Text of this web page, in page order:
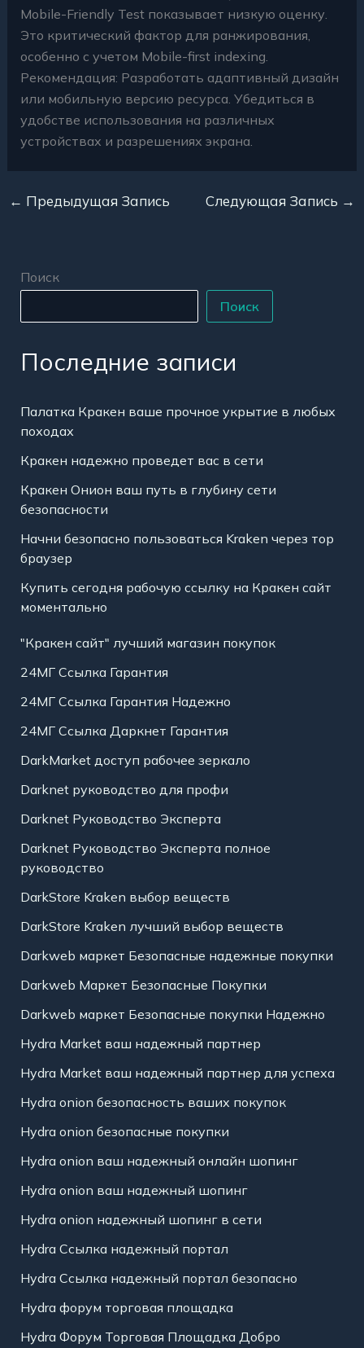
Mobile-Friendly Test показывает низкую оценку.
Это критический фактор для ранжирования,
особенно с учетом Mobile-first indexing.
Рекомендация: Разработать адаптивный дизайн
или мобильную версию ресурса. Убедиться в
удобстве использования на различных
устройствах и разрешениях экрана.
← Предыдущая Запись Следующая Запись →
Поиск
Поиск
Последние записи
Палатка Кракен ваше прочное укрытие в любых
походах
Кракен надежно проведет вас в сети
Кракен Онион ваш путь в глубину сети
безопасности
Начни безопасно пользоваться Kraken через тор
браузер
Купить сегодня рабочую ссылку на Кракен сайт
моментально
"Кракен сайт" лучший магазин покупок
24МГ Ссылка Гарантия
24МГ Ссылка Гарантия Надежно
24МГ Ссылка Даркнет Гарантия
DarkMarket доступ рабочее зеркало
Darknet руководство для профи
Darknet Руководство Эксперта
Darknet Руководство Эксперта полное
руководство
DarkStore Kraken выбор веществ
DarkStore Kraken лучший выбор веществ
Darkweb маркет Безопасные надежные покупки
Darkweb Маркет Безопасные Покупки
Darkweb маркет Безопасные покупки Надежно
Hydra Market ваш надежный партнер
Hydra Market ваш надежный партнер для успеха
Hydra onion безопасность ваших покупок
Hydra onion безопасные покупки
Hydra onion ваш надежный онлайн шопинг
Hydra onion ваш надежный шопинг
Hydra onion надежный шопинг в сети
Hydra Ссылка надежный портал
Hydra Ссылка надежный портал безопасно
Hydra форум торговая площадка
Hydra Форум Торговая Площадка Добро